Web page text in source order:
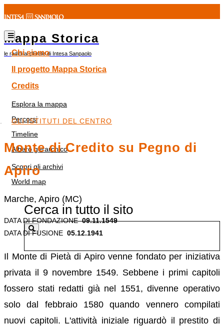
Mappa Storica
le radici al plurale di Intesa Sanpaolo
Chi siamo
Il progetto Mappa Storica
Credits
Esplora la mappa
Percorsi
Timeline
Albero gerarchico
Scopri gli archivi
World map
Cerca in tutto il sito
GLI ISTITUTI DEL CENTRO
Monte di Credito su Pegno di
Apiro
Marche, Apiro (MC)
DATA DI FONDAZIONE 09.11.1549
DATA DI FUSIONE 05.12.1941
Il Monte di Pietà di Apiro venne fondato per iniziativa
privata il 9 novembre 1549. Sebbene i primi capitoli
fossero stati redatti già nel 1551, divenne operativo
solo dal febbraio 1580 quando vennero compilati
nuovi capitoli. L'attività iniziale riguardò il prestito di